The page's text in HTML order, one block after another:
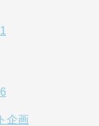
企画